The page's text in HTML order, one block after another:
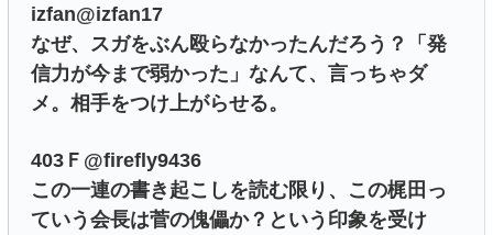
izfan@izfan17
なぜ、スガをぶん殴らなかったんだろう？「発
信力が今まで弱かった」なんて、言っちゃダ
メ。相手をつけ上がらせる。
403Ｆ@firefly9436
この一連の書き起こしを読む限り、この梶田っ
ていう会長は菅の傀儡か？という印象を受け